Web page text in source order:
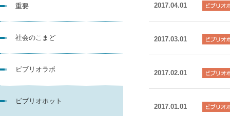
2017.04.01
2017.03.01
2017.02.01
2017.01.01
重要
社会のこまど
ビブリオラボ
ビブリオホット